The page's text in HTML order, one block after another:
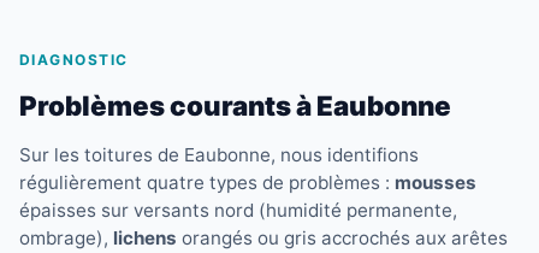
DIAGNOSTIC
Problèmes courants à Eaubonne
Sur les toitures de Eaubonne, nous identifions
régulièrement quatre types de problèmes : mousses
épaisses sur versants nord (humidité permanente,
ombrage), lichens orangés ou gris accrochés aux arêtes